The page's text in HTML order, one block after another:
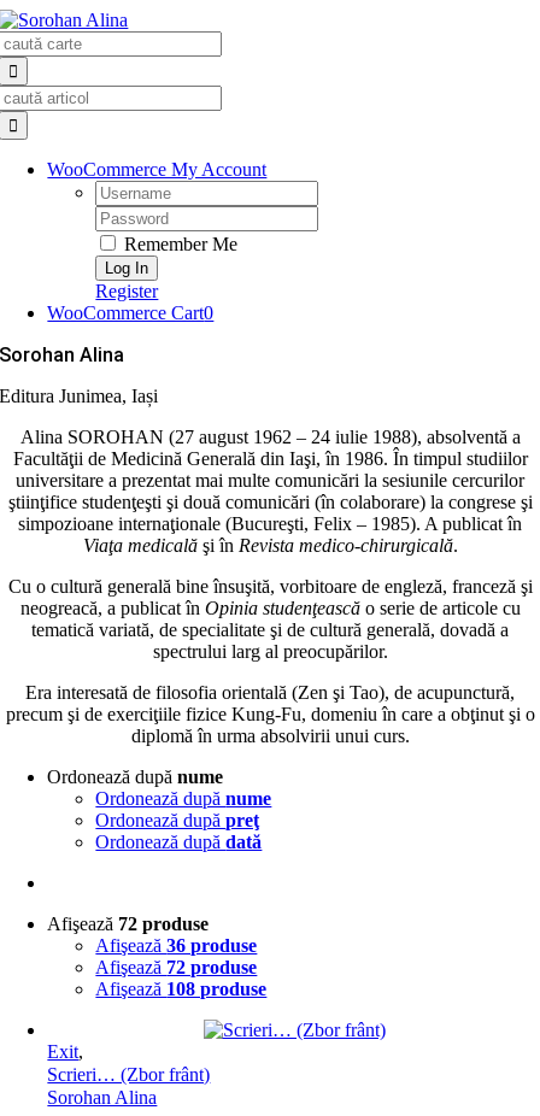
Skip
to
content
WooCommerce My Account
Username:
Password:
Remember Me
Register
WooCommerce Cart0
Sorohan Alina
Editura Junimea, Iași
Alina SOROHAN (27 august 1962 – 24 iulie 1988), absolventă a
Facultăţii de Medicină Generală din Iaşi, în 1986. În timpul studiilor
universitare a prezentat mai multe comunicări la sesiunile cercurilor
ştiinţifice studenţeşti şi două comunicări (în colaborare) la congrese şi
simpozioane internaţionale (Bucureşti, Felix – 1985). A publicat în
Viaţa medicalăşi în Revista medico-chirurgicală.
Cu o cultură generală bine însuşită, vorbitoare de engleză, franceză şi
neogreacă, a publicat în Opinia studenţeascăo serie de articole cu
tematică variată, de specialitate şi de cultură generală, dovadă a
spectrului larg al preocupărilor.
Era interesată de filosofia orientală (Zen şi Tao), de acupunctură,
precum şi de exerciţiile fizice Kung-Fu, domeniu în care a obţinut şi o
diplomă în urma absolvirii unui curs.
Ordonează dupănume
Ordonează dupănume
Ordonează dupăpreţ
Ordonează dupădată
Afişează 72 produse
Afişează36 produse
Afişează 72 produse
Afişează 108 produse
Exit,
Scrieri… (Zbor frânt)
Sorohan Alina